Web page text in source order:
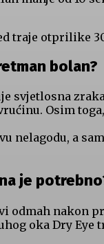
traje otprilike
bolan?
svjetlosna
Osim
nelagodu, a
je
odmah nakon
oka Dry Eye